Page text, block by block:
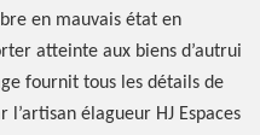
en mauvais état en
atteinte aux biens d’autrui
fournit tous les détails de
élagueur HJ Espaces